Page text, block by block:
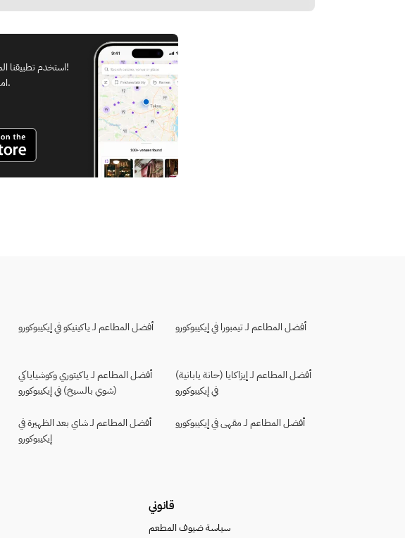
استخدم تطبيقنا المجاني للحجز بسهولة أثناء التنقل!
امسح رمز الاستجابة السريعة أدناه.
أفضل المطاعم لـ ياكينيكو في إيكيبوكورو أفضل المطاعم لـ تيمبورا في إيكيبوكورو
أفضل المطاعم لـ ياكيتوري وكوشياياكي
(شوي بالسيخ) في إيكيبوكورو
أفضل المطاعم لـ إيزاكايا (حانة يابانية)
في إيكيبوكورو
أفضل المطاعم لـ شاي بعد الظهيرة في
إيكيبوكورو
أفضل المطاعم لـ مقهى في إيكيبوكورو
قانوني
سياسة ضيوف المطعم